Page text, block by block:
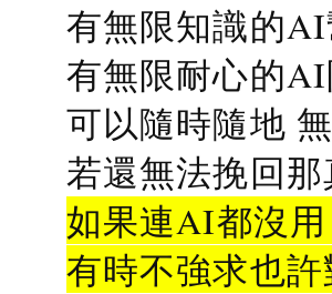
有無限知識的
有無限耐心的
可以隨時隨地
若還無法挽回
如果連AI都沒
有時不強求也